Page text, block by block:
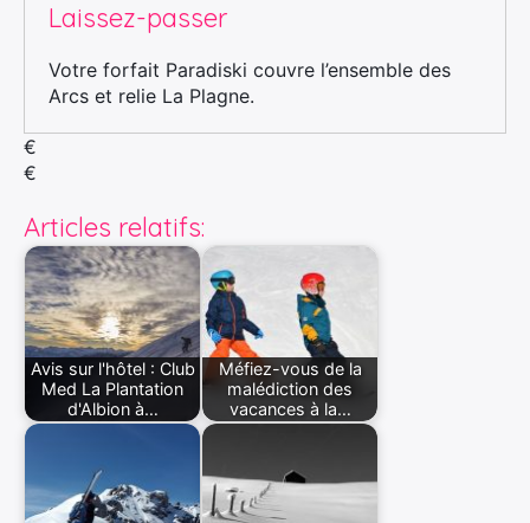
Laissez-passer
Votre forfait Paradiski couvre l’ensemble des
Arcs et relie La Plagne.
€
€
Articles relatifs:
Avis sur l'hôtel : Club
Med La Plantation
d'Albion à…
Méfiez-vous de la
malédiction des
vacances à la…